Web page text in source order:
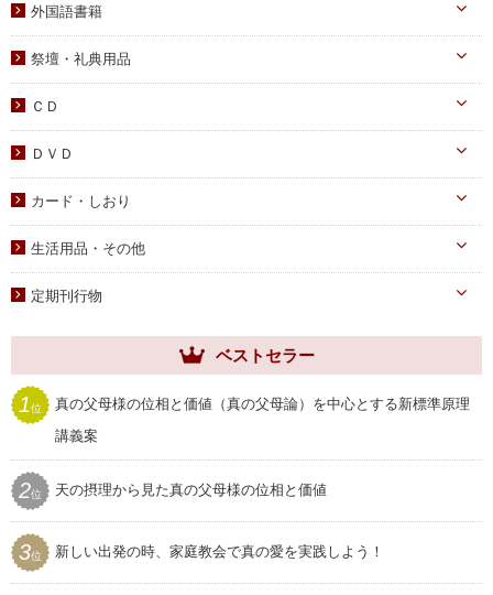
書写
父母向け
DVD
PDF版（子女向け）
知識
宗教迫害
光の子韓国語教材
外国語書籍
英語・他
祭壇・礼典用品
蝋燭・燭台・火消し
祭壇用ﾃｰﾌﾞﾙｸﾛｽ
献金袋
聖塩入れ
ＣＤ
PDF版 CD-ROM
ＤＶＤ
教育・教養
子女教育
アニメ
カード・しおり
しおり
クリアしおり
生活用品・その他
家庭用品
セール
プレゼント用品
定期刊行物
世界家庭
ムーンワールド
聖和
ベストセラー
1位
真の父母様の位相と価値（真の父母論）を中心とする新標準原理
講義案
2位 天の摂理から見た真の父母様の位相と価値
3位 新しい出発の時、家庭教会で真の愛を実践しよう！